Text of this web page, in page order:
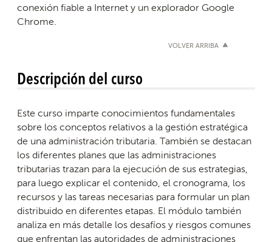
conexión fiable a Internet y un explorador Google
Chrome.
VOLVER ARRIBA
Descripción del curso
Este curso imparte conocimientos fundamentales
sobre los conceptos relativos a la gestión estratégica
de una administración tributaria. También se destacan
los diferentes planes que las administraciones
tributarias trazan para la ejecución de sus estrategias,
para luego explicar el contenido, el cronograma, los
recursos y las tareas necesarias para formular un plan
distribuido en diferentes etapas. El módulo también
analiza en más detalle los desafíos y riesgos comunes
que enfrentan las autoridades de administraciones